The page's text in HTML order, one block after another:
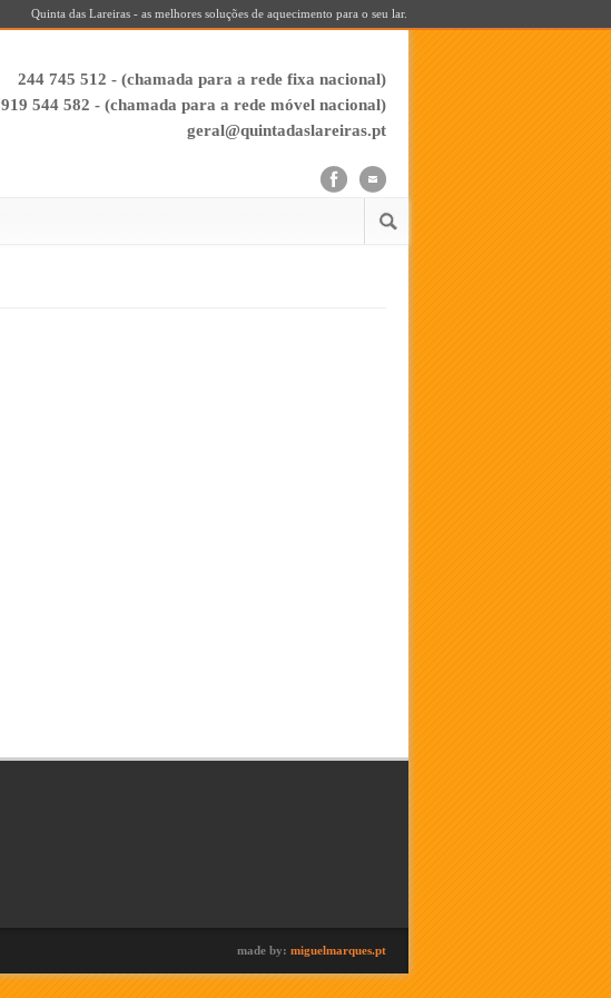
Quinta das Lareiras - as melhores soluções de aquecimento para o seu lar.
244 745 512 - (chamada para a rede fixa nacional)
919 544 582 - (chamada para a rede móvel nacional)
geral@quintadaslareiras.pt
made by: miguelmarques.pt